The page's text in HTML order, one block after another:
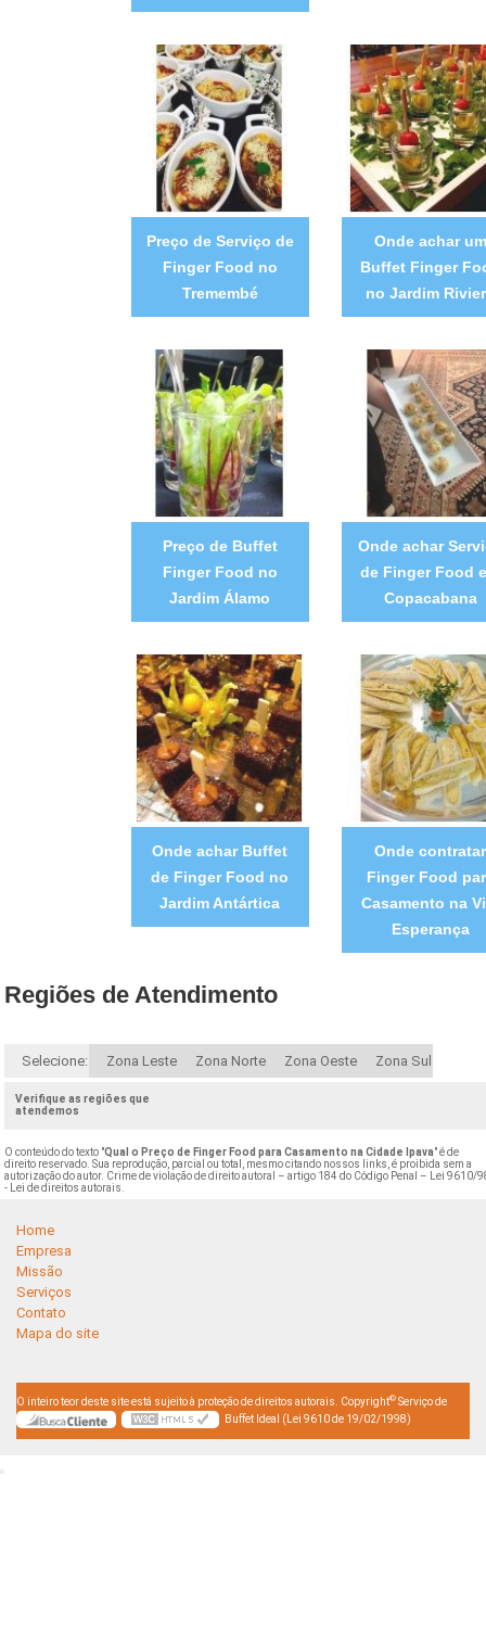
Preço de Serviço de
Finger Food no
Tremembé
Onde achar um
Buffet Finger
no Jardim
Preço de Buffet
Finger Food no
Jardim Álamo
Onde achar
de Finger Food
Copacabana
Onde achar Buffet
de Finger Food no
Jardim Antártica
Onde contratar
Finger Food
Casamento na
Esperança
Regiões de Atendimento
Selecione: Zona Leste Zona Norte Zona Oeste Zona Sul
Verifique as regiões que
atendemos
O conteúdo do texto "Qual o Preço de Finger Food para Casamento na Cidade Ipava" é de
direito reservado. Sua reprodução, parcial ou total, mesmo citando nossos links, é proibida sem a
autorização do autor. Crime de violação de direito autoral – artigo 184 do Código Penal –
Lei 9610/
- Lei de direitos autorais
Home
Empresa
Missão
Serviços
Contato
Mapa do site
O inteiro teor deste site está sujeito à proteção de direitos autorais. Copyright© Serviço de
Buffet Ideal (Lei 9610 de 19/02/1998)